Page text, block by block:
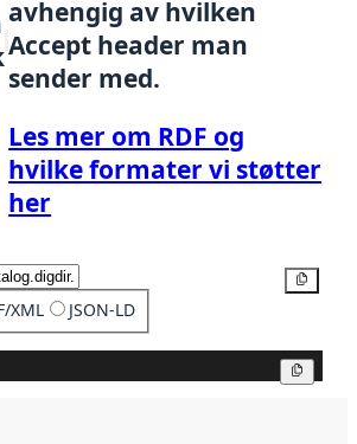
avhengig av hvilken
Accept header man
sender med.
Les mer om RDF og
hvilke formater vi støtter
her
XML JSON-LD